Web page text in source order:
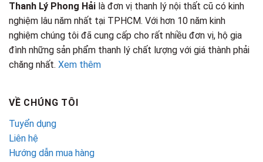
Thanh Lý Phong Hải là đơn vị thanh lý nội thất cũ có kinh
nghiệm lâu năm nhất tại TPHCM. Với hơn 10 năm kinh
nghiệm chúng tôi đã cung cấp cho rất nhiều đơn vị, hộ gia
đình những sản phẩm thanh lý chất lượng với giá thành phải
chăng nhất. Xem thêm
VỀ CHÚNG TÔI
Tuyển dụng
Liên hệ
Hướng dẫn mua hàng